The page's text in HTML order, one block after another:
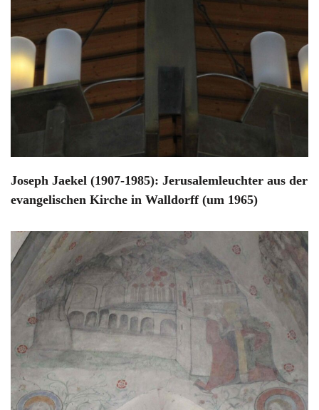
Joseph Jaekel (1907-1985): Jerusalemleuchter aus der
evangelischen Kirche in Walldorff (um 1965)